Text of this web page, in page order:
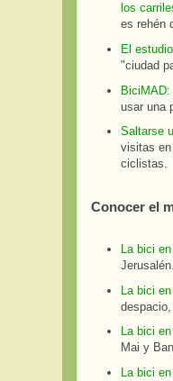
los
es rehén
El
"ciudad
usar una
Saltarse
visitas
ciclistas.
Conocer el
La bici
Jerusalén.
La bici
La bici
Mai y
La bici